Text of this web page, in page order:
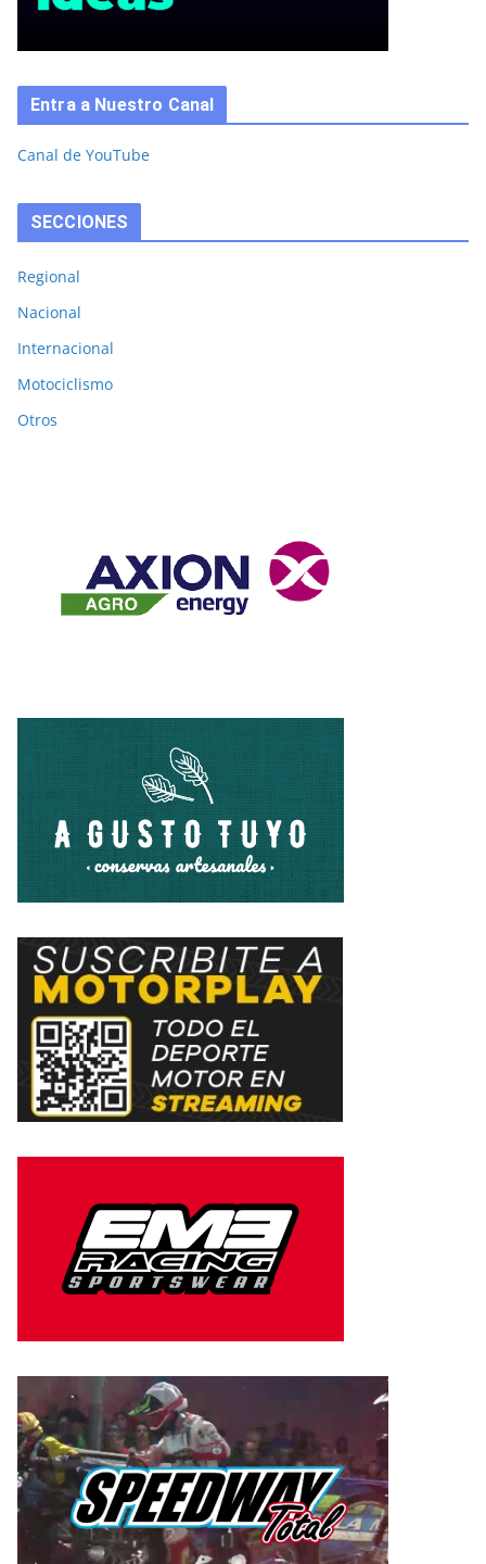
Entra a Nuestro Canal
Canal de YouTube
SECCIONES
Regional
Nacional
Internacional
Motociclismo
Otros